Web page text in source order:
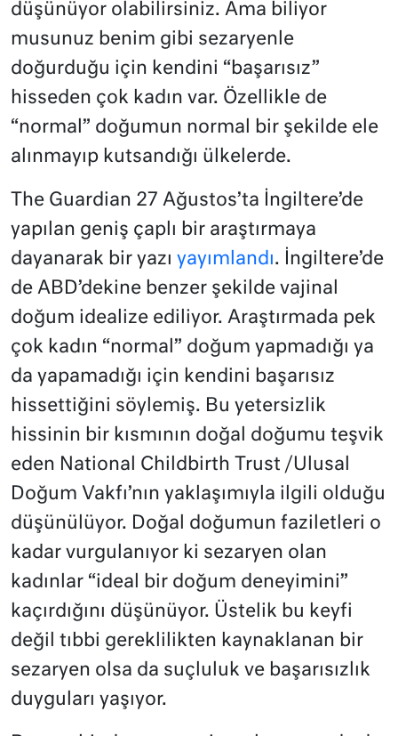
düşünüyor olabilirsiniz. Ama biliyor
musunuz benim gibi sezaryenle
doğurduğu için kendini “başarısız”
hisseden çok kadın var. Özellikle de
“normal” doğumun normal bir şekilde ele
alınmayıp kutsandığı ülkelerde.
The Guardian 27 Ağustos’ta İngiltere’de
yapılan geniş çaplı bir araştırmaya
dayanarak bir yazı yayımlandı. İngiltere’de
de ABD’dekine benzer şekilde vajinal
doğum idealize ediliyor. Araştırmada pek
çok kadın “normal” doğum yapmadığı ya
da yapamadığı için kendini başarısız
hissettiğini söylemiş. Bu yetersizlik
hissinin bir kısmının doğal doğumu teşvik
eden National Childbirth Trust /Ulusal
Doğum Vakfı’nın yaklaşımıyla ilgili olduğu
düşünülüyor. Doğal doğumun faziletleri o
kadar vurgulanıyor ki sezaryen olan
kadınlar “ideal bir doğum deneyimini”
kaçırdığını düşünüyor. Üstelik bu keyfi
değil tıbbi gereklilikten kaynaklanan bir
sezaryen olsa da suçluluk ve başarısızlık
duyguları yaşıyor.